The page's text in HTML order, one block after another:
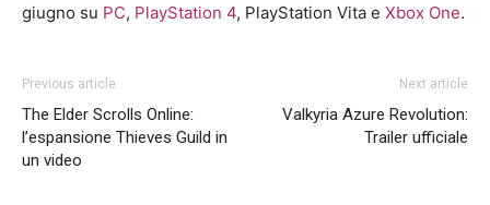
giugno su PC, PlayStation 4, PlayStation Vita e Xbox One.
Previous article
The Elder Scrolls Online:
l’espansione Thieves Guild in
un video
Next article
Valkyria Azure Revolution:
Trailer ufficiale